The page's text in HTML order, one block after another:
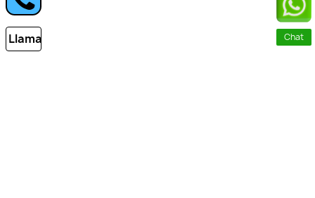
Chat
Llamar